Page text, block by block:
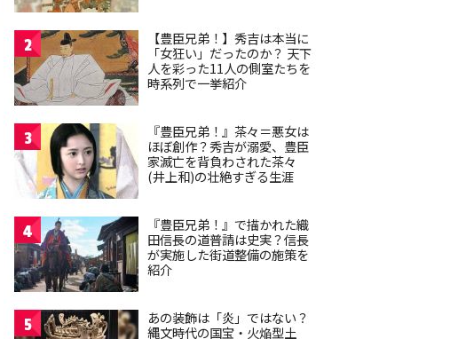
2
【豊臣兄弟！】秀吉は本当に
「女狂い」だったのか？ 天下
人を彩った11人の側室たちを
時系列で一挙紹介
3
『豊臣兄弟！』茶々＝悪女は
ほぼ創作？秀吉が溺愛、豊臣
家滅亡を背負わされた茶々
(井上和)の壮絶すぎる生涯
4
『豊臣兄弟！』で描かれた織
田信長の道普請は史実？信長
が実施した街道整備の施策を
紹介
5
あの装飾は「炎」ではない？
縄文時代の国宝・火焔型土